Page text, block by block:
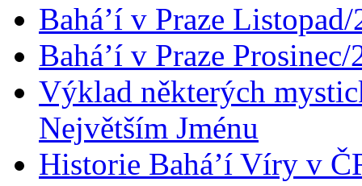
Bahá’í v Praze
Bahá’í v Praze Prosinec/
Výklad některých
Největším Jménu
Historie Bahá’í Víry v